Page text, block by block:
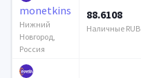
monetkins
Нижний
Новгород,
Россия
88.6108
Наличные RUB